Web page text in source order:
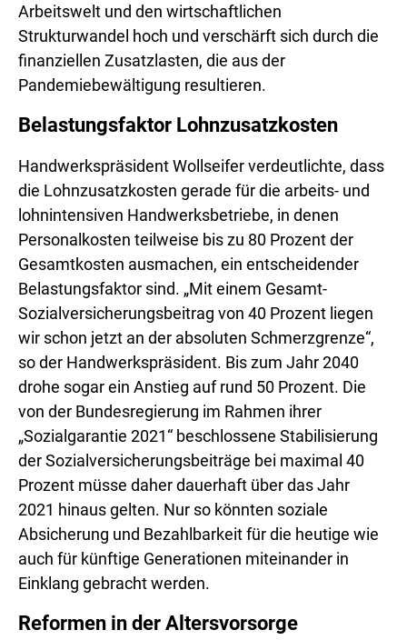
Arbeitswelt und den wirtschaftlichen
Strukturwandel hoch und verschärft sich durch die
finanziellen Zusatzlasten, die aus der
Pandemiebewältigung resultieren.
Belastungsfaktor Lohnzusatzkosten
Handwerkspräsident Wollseifer verdeutlichte, dass
die Lohnzusatzkosten gerade für die arbeits- und
lohnintensiven Handwerksbetriebe, in denen
Personalkosten teilweise bis zu 80 Prozent der
Gesamtkosten ausmachen, ein entscheidender
Belastungsfaktor sind. „Mit einem Gesamt-
Sozialversicherungsbeitrag von 40 Prozent liegen
wir schon jetzt an der absoluten Schmerzgrenze“,
so der Handwerkspräsident. Bis zum Jahr 2040
drohe sogar ein Anstieg auf rund 50 Prozent. Die
von der Bundesregierung im Rahmen ihrer
„Sozialgarantie 2021“ beschlossene Stabilisierung
der Sozialversicherungsbeiträge bei maximal 40
Prozent müsse daher dauerhaft über das Jahr
2021 hinaus gelten. Nur so könnten soziale
Absicherung und Bezahlbarkeit für die heutige wie
auch für künftige Generationen miteinander in
Einklang gebracht werden.
Reformen in der Altersvorsorge